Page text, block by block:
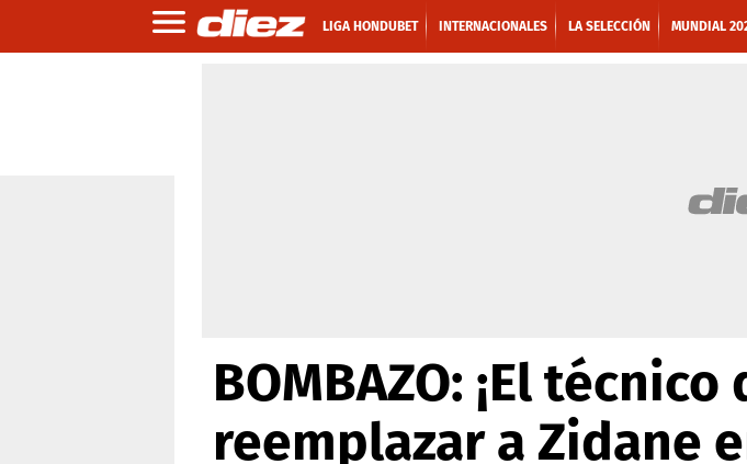
LIGA HONDUBET INTERNACIONALES LA SELECCIÓN MUNDIAL
BOMBAZO: ¡El
reemplazar a Zidane